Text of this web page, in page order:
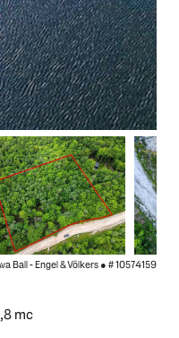
Ball - Engel & Völkers ● # 10574159
mc